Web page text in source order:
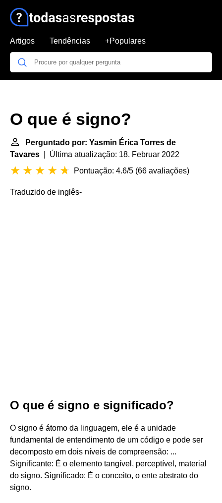
Artigos Tendências +Populares
O que é signo?
Perguntado por: Yasmin Érica Torres de
Tavares | Última atualização: 18. Februar 2022
Pontuação: 4.6/5 (66 avaliações)
Traduzido de inglês-
O que é signo e significado?
O signo é átomo da linguagem, ele é a unidade
fundamental de entendimento de um código e pode ser
decomposto em dois níveis de compreensão: ...
Significante: É o elemento tangível, perceptível, material
do signo. Significado: É o conceito, o ente abstrato do
signo.